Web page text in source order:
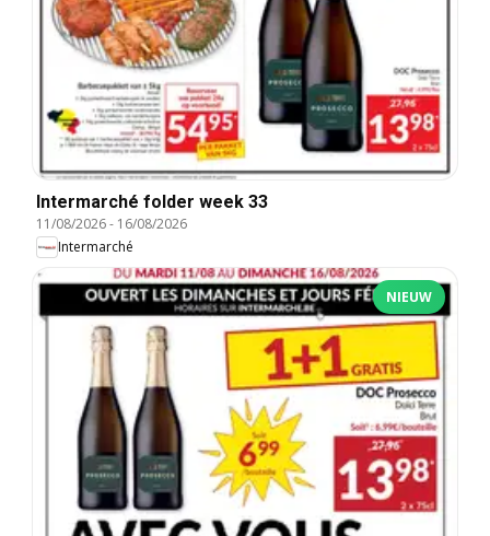
Intermarché folder week 33
11/08/2026- 16/08/2026
Intermarché
NIEUW